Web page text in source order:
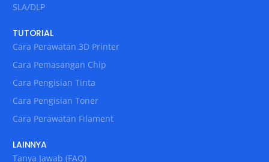
SLA/DLP
TUTORIAL
Cara Perawatan 3D Printer
Cara Pemasangan Chip
Cara Pengisian Tinta
Cara Pengisian Toner
Cara Perawatan Filament
LAINNYA
Tanya Jawab (FAQ)